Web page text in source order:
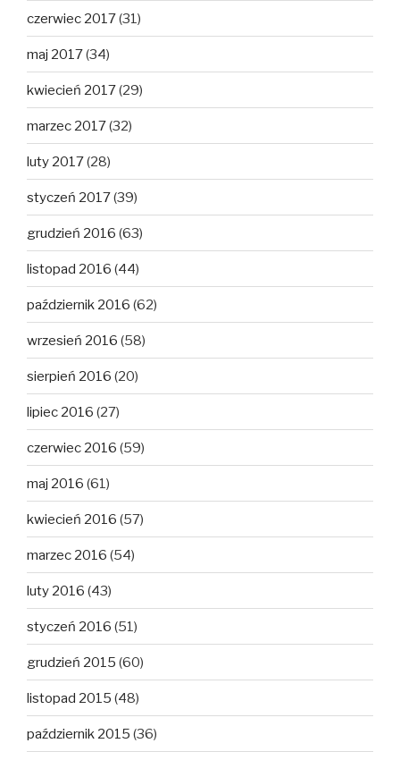
czerwiec 2017(31)
maj 2017(34)
kwiecień 2017(29)
marzec 2017(32)
luty 2017(28)
styczeń 2017(39)
grudzień 2016 (63)
listopad 2016 (44)
październik 2016 (62)
wrzesień 2016 (58)
sierpień 2016 (20)
lipiec 2016 (27)
czerwiec 2016 (59)
maj 2016 (61)
kwiecień 2016 (57)
marzec 2016 (54)
luty 2016 (43)
styczeń 2016 (51)
grudzień 2015 (60)
listopad 2015 (48)
październik 2015 (36)